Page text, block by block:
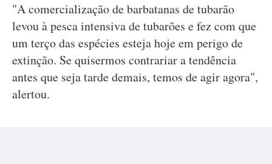
"A comercialização de barbatanas de tubarão
levou à pesca intensiva de tubarões e fez com que
um terço das espécies esteja hoje em perigo de
extinção. Se quisermos contrariar a tendência
antes que seja tarde demais, temos de agir agora",
alertou.